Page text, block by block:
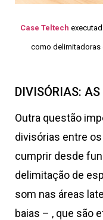
Case Teltech
como delimitadoras
DIVISÓRIAS:
Outra questão
divisórias entre
cumprir desde
delimitação de
som nas áreas
baias – , que são